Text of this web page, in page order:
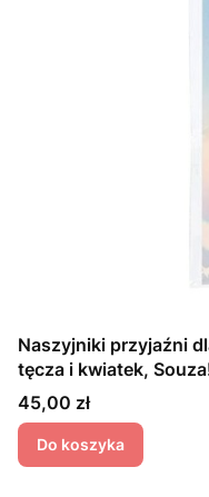
Naszyjniki przyjaźni
tęcza i kwiatek,
Cena
45,00 zł
Do koszyka